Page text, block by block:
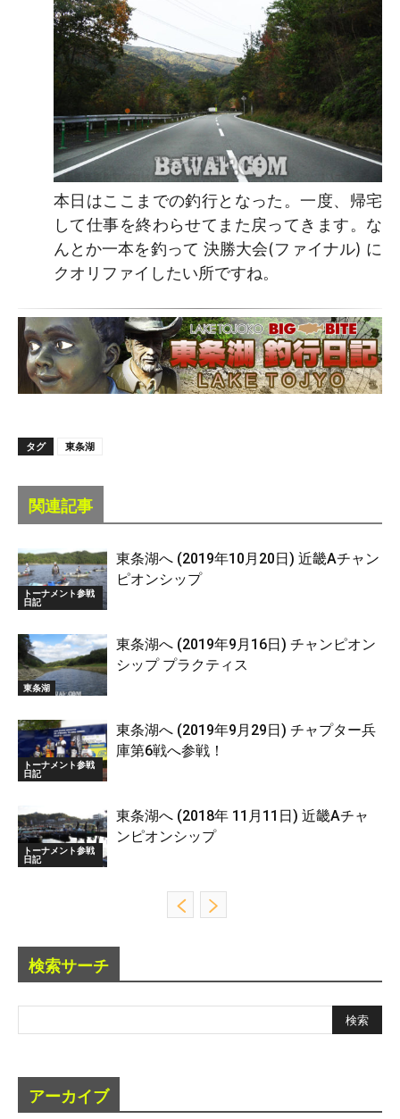
本日はここまでの釣行となった。一度、帰宅
して仕事を終わらせてまた戻ってきます。な
んとか一本を釣って 決勝大会(ファイナル) に
クオリファイしたい所ですね。
タグ 東条湖
関連記事
トーナメント参戦
日記
東条湖へ (2019年10月20日) 近畿Aチャン
ピオンシップ
東条湖
東条湖へ (2019年9月16日) チャンピオン
シップ プラクティス
トーナメント参戦
日記
東条湖へ (2019年9月29日) チャプター兵
庫第6戦へ参戦！
トーナメント参戦
日記
東条湖へ (2018年 11月11日) 近畿Aチャ
ンピオンシップ
検索サーチ
アーカイブ